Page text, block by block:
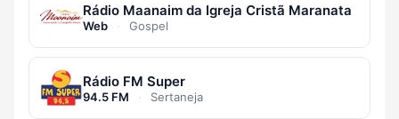
Rádio Maanaim da Igreja Cristã Maranata
Web · Gospel
Rádio FM Super
94.5 FM · Sertaneja